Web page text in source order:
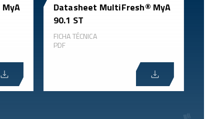
Datasheet MultiFresh® MyA
90.1 ST
FICHA TÉCNICA
PDF